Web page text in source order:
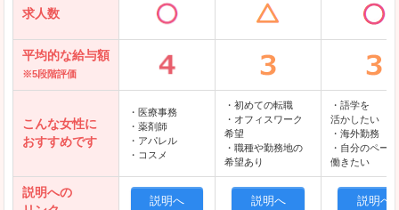
求人数
平均的な給与額
※5段階評価
こんな女性に
おすすめです
・医療事務
・薬剤師
・アパレル
・コスメ
・初めての転職
・オフィスワーク
希望
・職種や勤務地の
希望あり
・語学を
活かしたい
・海外勤務
・自分のペー
働きたい
説明への
説明へ 説明へ 説明へ